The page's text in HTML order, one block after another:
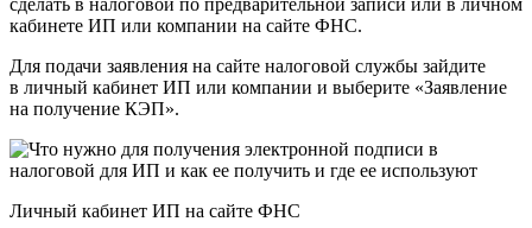
сделать в налоговой по предварительной записи или в личном
кабинете ИП или компании на сайте ФНС.
Для подачи заявления на сайте налоговой службы зайдите
в личный кабинет ИП или компании и выберите «Заявление
на получение КЭП».
Личный кабинет ИП на сайте ФНС